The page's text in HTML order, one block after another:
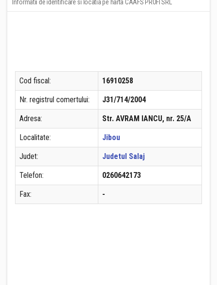
Informatii de identificare si locatia pe harta CAAFS PROFI SRL
Cod fiscal: 16910258
Nr. registrul comertului: J31/714/2004
Adresa: Str. AVRAM IANCU, nr. 25/A
Localitate: Jibou
Judet: Judetul Salaj
Telefon: 0260642173
Fax: -